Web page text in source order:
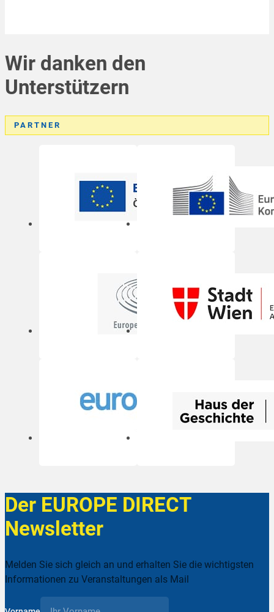
Wir danken den
Unterstützern
PARTNER
Der EUROPE DIRECT
Newsletter
Melden Sie sich gleich an und erhalten Sie die wichtigsten
Informationen zu Veranstaltungen als Mail